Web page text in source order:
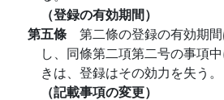
（登録の有効期間）
第五條 第二條の登録の有効期
し、同條第二項第二号の事項
きは、登録はその効力を失う。
（記載事項の変更）